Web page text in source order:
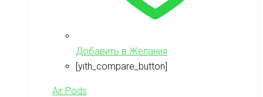
Добавить в Желания
[yith_compare_button]
Air Pods